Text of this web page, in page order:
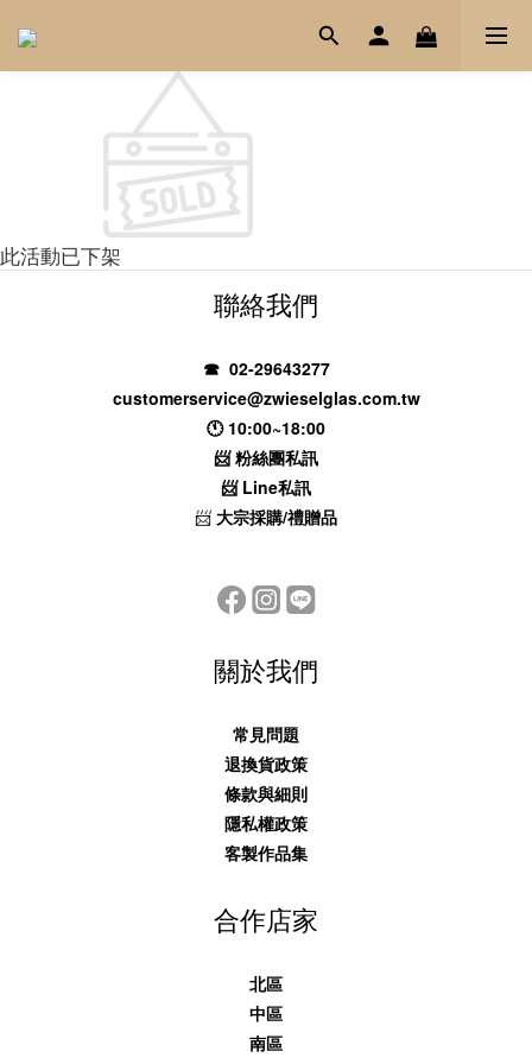
此活動已下架
聯絡我們
☎ 02-29643277
customerservice@zwieselglas.com.tw
🕚 10:00~18:00
📨粉絲團私訊
📨 Line私訊
📨 大宗採購/禮贈品
關於我們
常見問題
退換貨政策
條款與細則
隱私權政策
客製作品集
合作店家
北區
中區
南區